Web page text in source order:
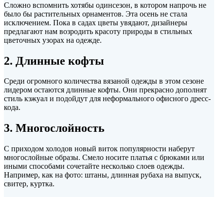
Сложно вспомнить хотябы одинсезон, в котором напрочь не
было бы растительных орнаментов. Эта осень не стала
исключением. Пока в садах цветы увядают, дизайнеры
предлагают нам возродить красоту природы в стильных
цветочных узорах на одежде.
2. Длинные кофты
Среди огромного количества вязаной одежды в этом сезоне
лидером остаются длинные кофты. Они прекрасно дополнят
стиль кэжуал и подойдут для неформального офисного дресс-
кода.
3. Многослойность
С приходом холодов новый виток популярности наберут
многослойные образы. Смело носите платья с брюками или
иными способами сочетайте несколько слоев одежды.
Например, как на фото: штаны, длинная рубаха на выпуск,
свитер, куртка.